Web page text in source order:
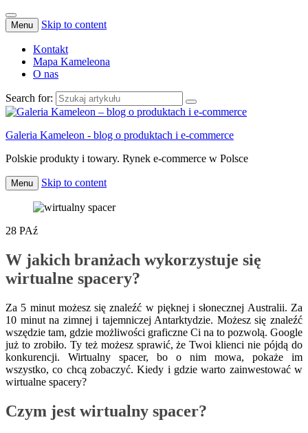
Menu Skip to content
Kontakt
Mapa Kameleona
O nas
Search for:
Galeria Kameleon - blog o produktach i e-commerce
Polskie produkty i towary. Rynek e-commerce w Polsce
Menu Skip to content
28 PAź
W jakich branżach wykorzystuje się
wirtualne spacery?
Za 5 minut możesz się znaleźć w pięknej i słonecznej Australii. Za
10 minut na zimnej i tajemniczej Antarktydzie. Możesz się znaleźć
wszędzie tam, gdzie możliwości graficzne Ci na to pozwolą. Google
już to zrobiło. Ty też możesz sprawić, że Twoi klienci nie pójdą do
konkurencji. Wirtualny spacer, bo o nim mowa, pokaże im
wszystko, co chcą zobaczyć. Kiedy i gdzie warto zainwestować w
wirtualne spacery?
Czym jest wirtualny spacer?